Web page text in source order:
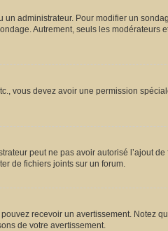
administrateur. Pour modifier un
Autrement, seuls les
vous devez avoir une permission
peut ne pas avoir autorisé l’ajout
de fichiers joints sur un forum.
recevoir un avertissement. Notez
de votre avertissement.